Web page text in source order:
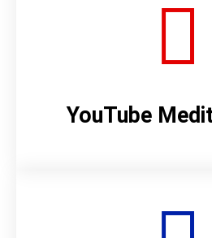
YouTube